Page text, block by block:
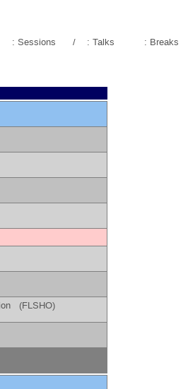
: Sessions / : Talks : Breaks
(FLSHO)